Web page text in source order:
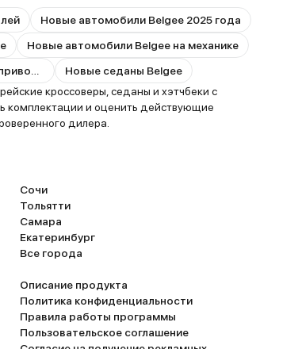
Новые автомобили Belgee 2025 года
Новые автомобили Belgee на механике
Новые седаны Belgee
кроссоверы, седаны и хэтчбеки с
комплектации и оценить действующие
дилера.
Сочи
Тольятти
Самара
Екатеринбург
Все города
Описание продукта
Политика конфиденциальности
Правила работы программы
Пользовательское соглашение